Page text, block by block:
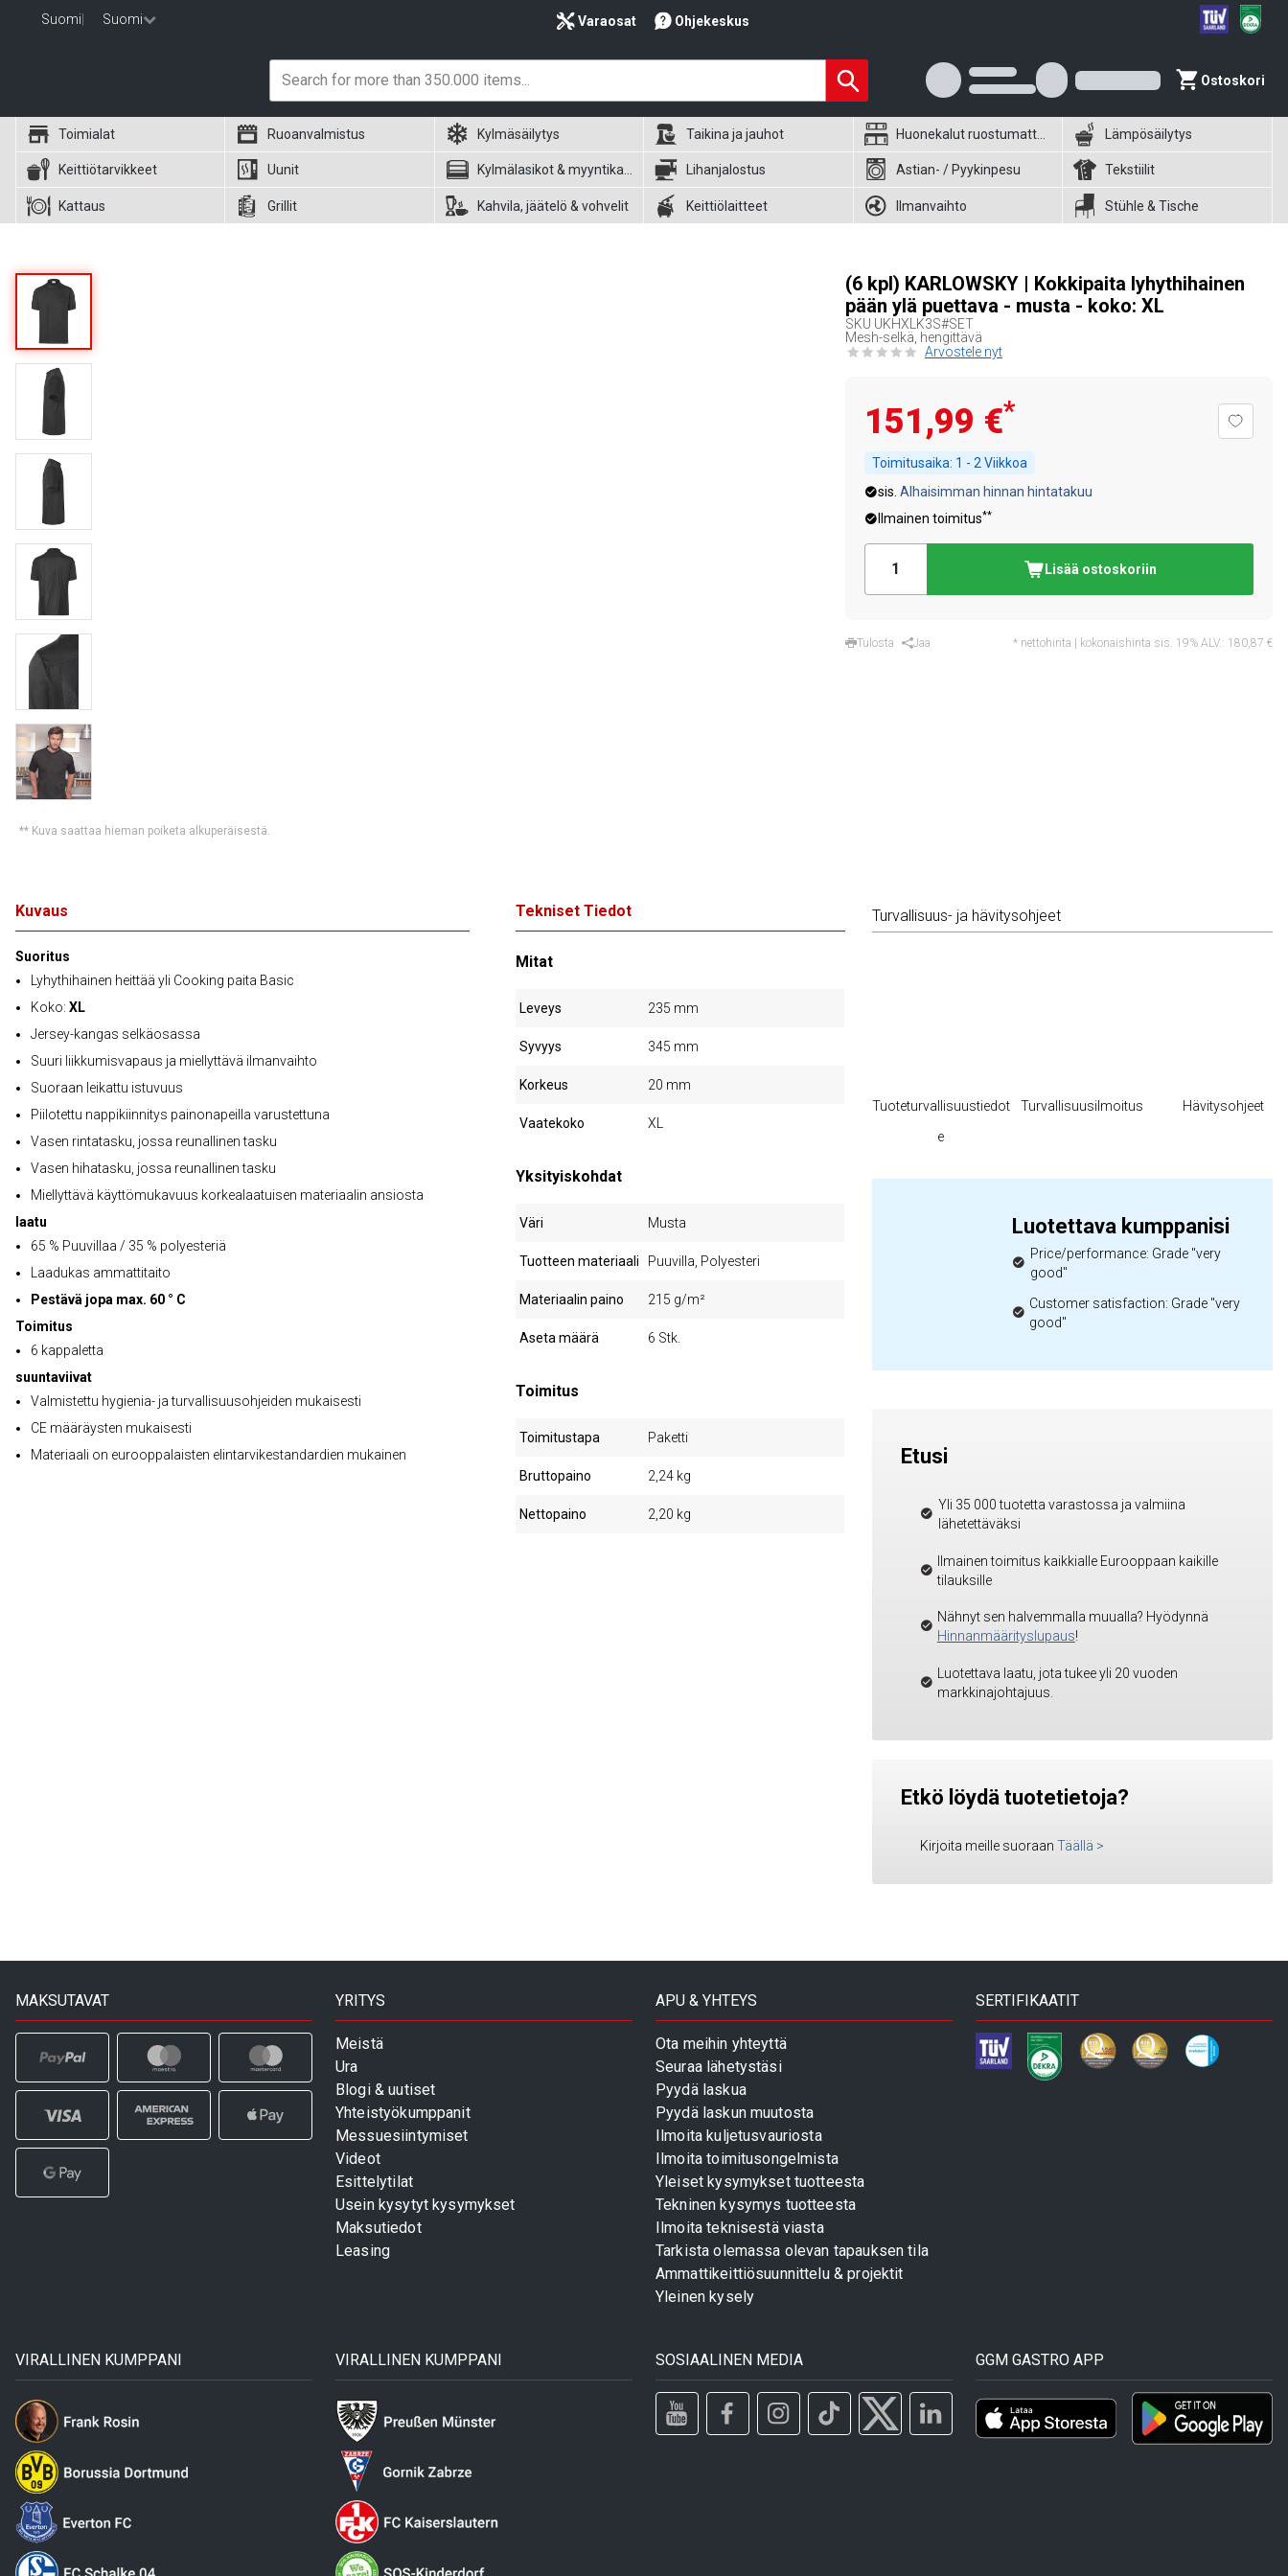
Suomi Suomi Varaosat Ohjekeskus
Ostoskori
Toimialat Ruoanvalmistus Kylmäsäilytys Taikina ja jauhot Huonekalut ruostumattomasta teräksestä Lämpösäilytys
Keittiötarvikkeet Uunit Lihanjalostus Astian- / Pyykinpesu Tekstiilit
Kattaus Grillit Kahvila, jäätelö & vohvelit Keittiölaitteet Ilmanvaihto Stühle & Tische
** Kuva saattaa hieman poiketa alkuperäisestä.
(6 kpl) KARLOWSKY | Kokkipaita lyhythihainen
pään ylä puettava - musta - koko: XL
SKU UKHXLK3S#SET
Mesh-selkä, hengittävä
Arvostele nyt
151,99 €*
Toimitusaika: 1 - 2 Viikkoa
sis. Alhaisimman hinnan hintatakuu
Ilmainen toimitus**
Lisää ostoskoriin
Tulosta Jaa * nettohinta | kokonaishinta sis. 19% ALV.: 180,87 €
Kuvaus
Suoritus
Lyhythihainen heittää yli Cooking paita Basic
Koko: XL
Jersey-kangas selkäosassa
Suuri liikkumisvapaus ja miellyttävä ilmanvaihto
Suoraan leikattu istuvuus
Piilotettu nappikiinnitys painonapeilla varustettuna
Vasen rintatasku, jossa reunallinen tasku
Vasen hihatasku, jossa reunallinen tasku
Miellyttävä käyttömukavuus korkealaatuisen materiaalin ansiosta
laatu
65 % Puuvillaa / 35 % polyesteriä
Laadukas ammattitaito
Pestävä jopa max. 60 ° C
Toimitus
6 kappaletta
suuntaviivat
Valmistettu hygienia- ja turvallisuusohjeiden mukaisesti
CE määräysten mukaisesti
Materiaali on eurooppalaisten elintarvikestandardien mukainen
Tekniset Tiedot
Mitat
Leveys 235 mm
Syvyys 345 mm
Korkeus 20 mm
Vaatekoko XL
Yksityiskohdat
Väri Musta
Tuotteen materiaali Puuvilla, Polyesteri
Materiaalin paino 215 g/m²
Aseta määrä 6 Stk.
Toimitus
Toimitustapa Paketti
Bruttopaino 2,24 kg
Nettopaino 2,20 kg
Turvallisuus- ja hävitysohjeet
Tuoteturvallisuustiedot
e
Turvallisuusilmoitus Hävitysohjeet
Luotettava kumppanisi
Price/performance: Grade "very
good"
Customer satisfaction: Grade "very
good"
Etusi
Yli 35 000 tuotetta varastossa ja valmiina
lähetettäväksi
Ilmainen toimitus kaikkialle Eurooppaan kaikille
tilauksille
Nähnyt sen halvemmalla muualla? Hyödynnä
Hinnanmäärityslupaus!
Luotettava laatu, jota tukee yli 20 vuoden
markkinajohtajuus.
Etkö löydä tuotetietoja?
Kirjoita meille suoraan Täällä >
MAKSUTAVAT YRITYS
Meistä
Ura
Blogi & uutiset
Yhteistyökumppanit
Messuesiintymiset
Videot
Esittelytilat
Usein kysytyt kysymykset
Maksutiedot
Leasing
APU & YHTEYS
Ota meihin yhteyttä
Seuraa lähetystäsi
Pyydä laskua
Pyydä laskun muutosta
Ilmoita kuljetusvauriosta
Ilmoita toimitusongelmista
Yleiset kysymykset tuotteesta
Tekninen kysymys tuotteesta
Ilmoita teknisestä viasta
Tarkista olemassa olevan tapauksen tila
Ammattikeittiösuunnittelu & projektit
Yleinen kysely
SERTIFIKAATIT
VIRALLINEN KUMPPANI VIRALLINEN KUMPPANI SOSIAALINEN MEDIA GGM GASTRO APP